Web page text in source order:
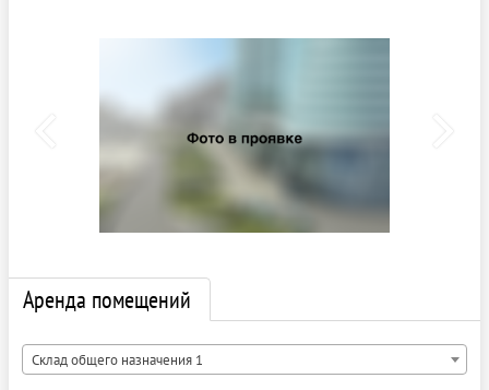
Аренда помещений
Склад общего назначения 1